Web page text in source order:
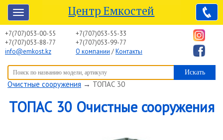
Центр Емкостей
+7(707)053-00-55
+7(707)053-88-77
info@emkost.kz
+7(707)053-55-33
+7(707)053-99-77
О компании /Контакты
Вы здесь:Центр Емкостей→ Емкостное оборудование→
Очистные сооружения → ТОПАС 30
ТОПАС 30 Очистные сооружения